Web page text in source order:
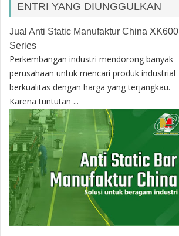
ENTRI YANG DIUNGGULKAN
Jual Anti Static Manufaktur China XK600
Series
Perkembangan industri mendorong banyak
perusahaan untuk mencari produk industrial
berkualitas dengan harga yang terjangkau.
Karena tuntutan ...